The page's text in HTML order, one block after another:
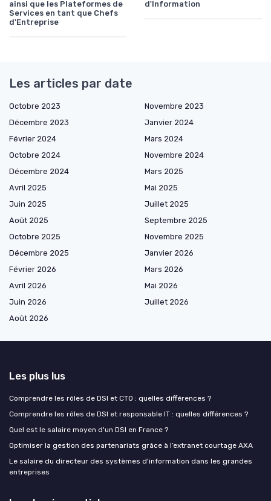
ainsi que les Plateformes de
Services en tant que Chefs
d'Entreprise
d'Information
Les articles par date
Octobre 2023
Novembre 2023
Décembre 2023
Janvier 2024
Février 2024
Mars 2024
Octobre 2024
Novembre 2024
Décembre 2024
Mars 2025
Avril 2025
Mai 2025
Juin 2025
Juillet 2025
Août 2025
Septembre 2025
Octobre 2025
Novembre 2025
Décembre 2025
Janvier 2026
Février 2026
Mars 2026
Avril 2026
Mai 2026
Juin 2026
Juillet 2026
Août 2026
Les plus lus
Comprendre les rôles de DSI et CTO : quelles différences ?
Comprendre les rôles de DSI et responsable IT : quelles différences ?
Quel est le salaire moyen d'un DSI en France ?
Optimiser la gestion des partenariats grâce à l’extranet courtage AXA
Le salaire du directeur des systèmes d'information dans les grandes
entreprises